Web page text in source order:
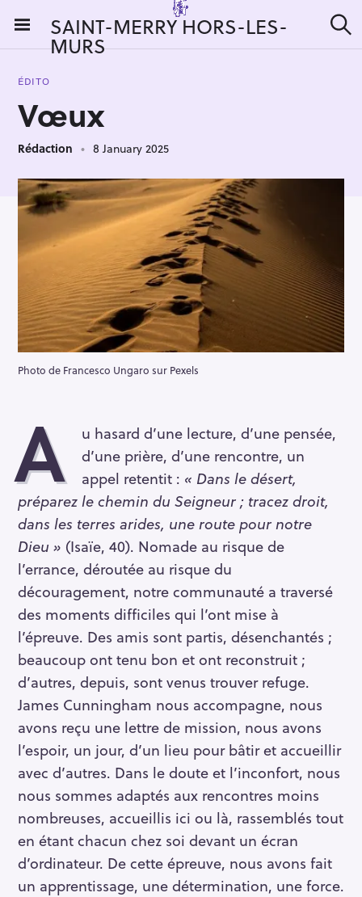
i
SAINT-MERRY HORS-LES-
MURS e
ÉDITO
Vœux
Rédaction 8 January 2025
Photo de Francesco Ungaro sur Pexels
A
u hasard d’une lecture, d’une pensée,
d’une prière, d’une rencontre, un
appel retentit : « Dans le désert,
préparez le chemin du Seigneur ; tracez droit,
dans les terres arides, une route pour notre
Dieu » (Isaïe, 40). Nomade au risque de
l’errance, déroutée au risque du
découragement, notre communauté a traversé
des moments difficiles qui l’ont mise à
l’épreuve. Des amis sont partis, désenchantés ;
beaucoup ont tenu bon et ont reconstruit ;
d’autres, depuis, sont venus trouver refuge.
James Cunningham nous accompagne, nous
avons reçu une lettre de mission, nous avons
l’espoir, un jour, d’un lieu pour bâtir et accueillir
avec d’autres. Dans le doute et l’inconfort, nous
nous sommes adaptés aux rencontres moins
nombreuses, accueillis ici ou là, rassemblés tout
en étant chacun chez soi devant un écran
d’ordinateur. De cette épreuve, nous avons fait
un apprentissage, une détermination, une force.